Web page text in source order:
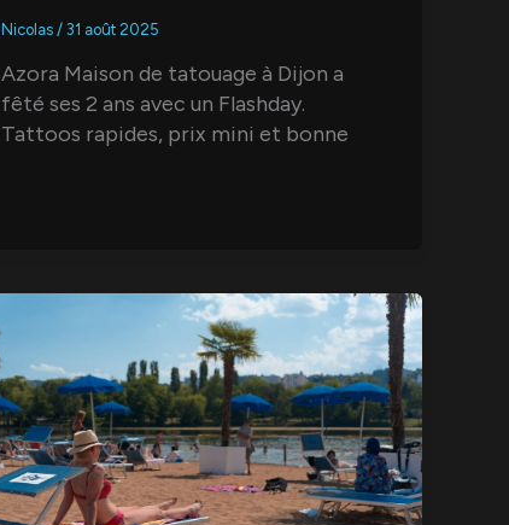
Nicolas / 31 août 2025
Azora Maison de tatouage à Dijon a
fêté ses 2 ans avec un Flashday.
Tattoos rapides, prix mini et bonne